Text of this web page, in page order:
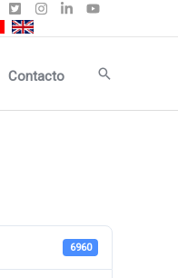
Contacto Buscar
6960